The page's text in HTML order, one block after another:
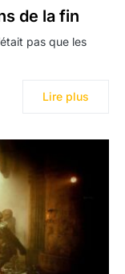
de la fin
pas que les
Lire plus